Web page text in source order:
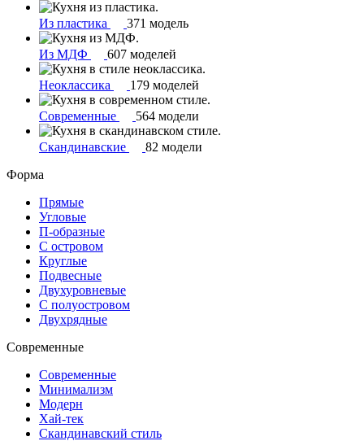
Из пластика 371 модель
Из МДФ 607 моделей
Неоклассика 179 моделей
Современные 564 модели
Скандинавские
82 модели
Форма
Прямые
Угловые
П-образные
С островом
Круглые
Подвесные
Двухуровневые
С полуостровом
Двухрядные
Современные
Современные
Минимализм
Модерн
Хай-тек
Скандинавский стиль